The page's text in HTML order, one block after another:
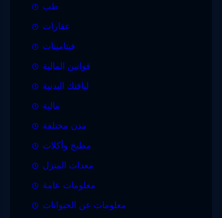
طب
عقارات
فيتامينات
قوانين المالية
لياقتك البدنية
مالية
مدن مختلفة
مطبخ وأكلات
معدات المنزل
معلومات عامة
معلومات عن الحيوانات